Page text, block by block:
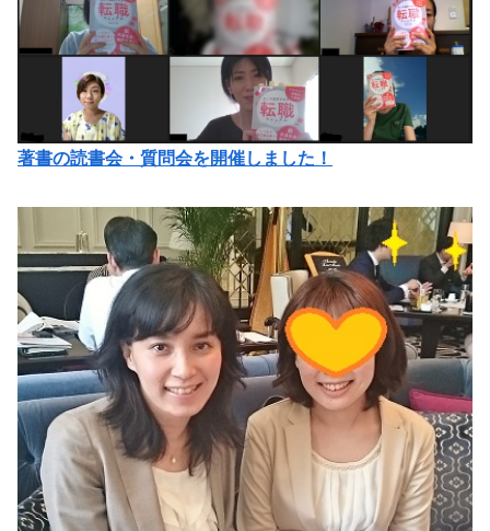
著書の読書会・質問会を開催しました！